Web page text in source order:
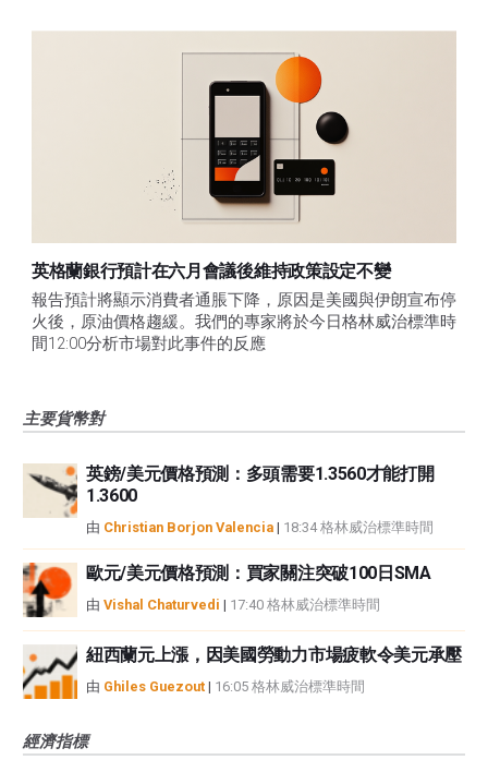
英格蘭銀行預計在六月會議後維持政策設定不變
報告預計將顯示消費者通脹下降，原因是美國與伊朗宣布停
火後，原油價格趨緩。我們的專家將於今日格林威治標準時
間12:00分析市場對此事件的反應
主要貨幣對
英鎊/美元價格預測：多頭需要1.3560才能打開
1.3600
由 Christian Borjon Valencia | 18:34 格林威治標準時間
歐元/美元價格預測：買家關注突破100日SMA
由 Vishal Chaturvedi | 17:40 格林威治標準時間
紐西蘭元上漲，因美國勞動力市場疲軟令美元承壓
由 Ghiles Guezout | 16:05 格林威治標準時間
經濟指標